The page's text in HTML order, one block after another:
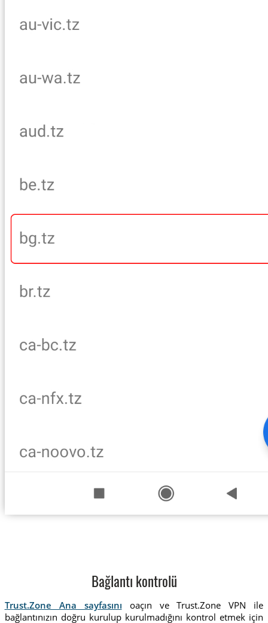
Bağlantı kontrolü
Trust.Zone Ana sayfasını oaçın ve Trust.Zone VPN ile
bağlantınızın doğru kurulup kurulmadığını kontrol etmek için